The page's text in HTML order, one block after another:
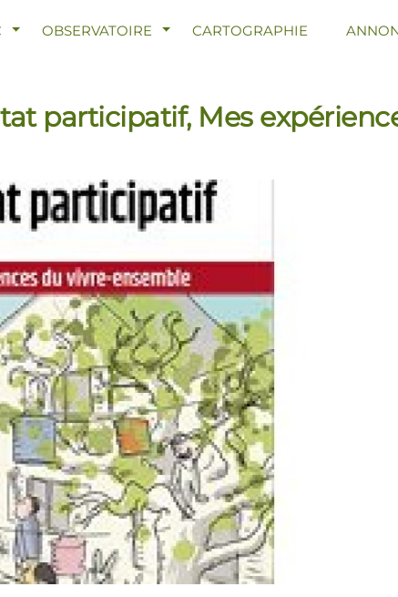
MENU
AFFICHER LE MENU
OBSERVATOIRE AFFICHER LE MENU
CARTOGRAPHIE
participatif, Mes